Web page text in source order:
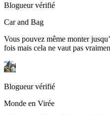
Blogueur vérifié
Car and Bag
Vous pouvez même monter
fois mais cela ne vaut pas
Blogueur vérifié
Monde en Virée